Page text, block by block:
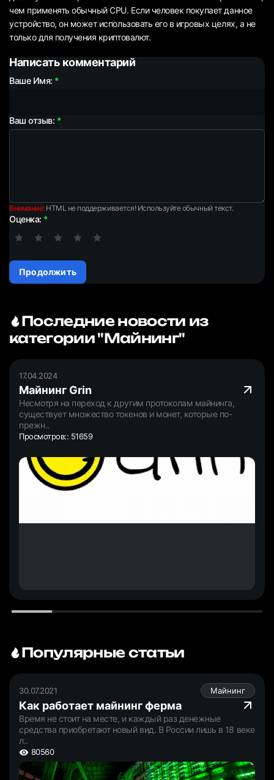
чем применять обычный CPU. Если человек покупает данное
устройство, он может использовать его в игровых целях, а не
только для получения криптовалют.
Написать комментарий
Ваше Имя:
Ваш отзыв:
Внимание:HTML не поддерживается! Используйте обычный текст.
Оценка:
Продолжить
Последние новости из
категории "Майнинг"
17.04.2024
Майнинг Grin
Несмотря на переход к другим протоколам майнинга,
существует множество токенов и монет, которые по-
прежн..
Просмотров:: 51659
Популярные статьи
30.07.2021 Майнинг
Как работает майнинг ферма
Время не стоит на месте, и каждый раз денежные
средства приобретают новый вид. В России лишь в 18 веке
л..
80560